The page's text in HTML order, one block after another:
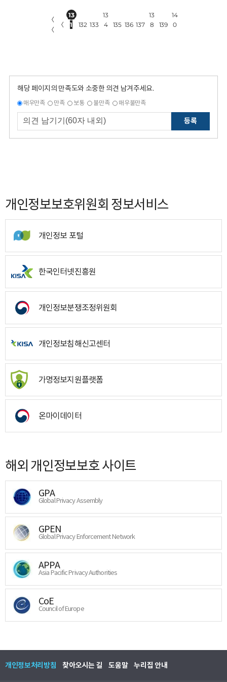
〈
〈
〈
13
1
132 133
13
4
135 136 137
13
8
139
14
0
해당 페이지의 만족도와 소중한 의견 남겨주세요.
매우만족 만족 보통 불만족 매우불만족
등록
개인정보보호위원회 정보서비스
개인정보 포털
한국인터넷진흥원
개인정보분쟁조정위원회
개인정보침해신고센터
가명정보지원플랫폼
온마이데이터
해외 개인정보보호 사이트
GPA
Global Privacy Assembly
GPEN
Global Privacy Enforcement Network
APPA
Asia Pacific Privacy Authorities
CoE
Council of Europe
개인정보처리방침 찾아오시는 길 도움말 누리집 안내